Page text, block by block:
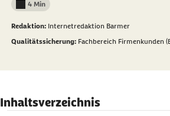
Lesedauer weniger als
4 Min
Redaktion: Internetredaktion Barmer
Qualitätssicherung: Fachbereich Firmenkunden
Inhaltsverzeichnis